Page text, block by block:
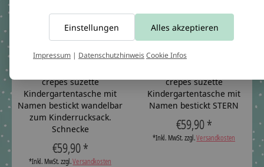
crêpes suzette
Kindergartentasche mit
Namen bestickt wandelbar
zum Kinderrucksack.
Schnecke
€59,90 *
*Inkl. MwSt. zzgl.Versandkosten
crêpes suzette
Kindergartentasche mit
Namen bestickt STERN
€59,90 *
*Inkl. MwSt. zzgl.Versandkosten
Einstellungen Alles akzeptieren
Impressum | DatenschutzhinweisCookie Infos